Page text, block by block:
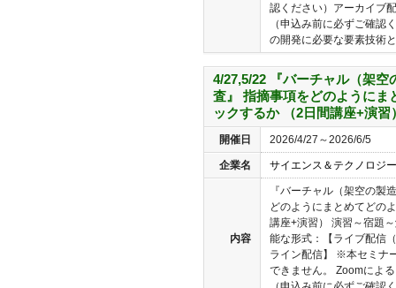
認ください）アーカイ
（申込み前に必ずご確認
の開発に必要な要素技術
4/27,5/22 『バーチャル（架
査』 指摘事項をどのようにま
ックするか （2日間講座+演習
開催日 2026/4/27～2026/6/5
企業名 サイエンス＆テクノロジ
内容
『バーチャル（架空の製
どのようにまとめてどの
講座+演習） 演習～宿題
能な形式：【ライブ配信
ライン配信】 ※本セミナ
できません。 Zoomによ